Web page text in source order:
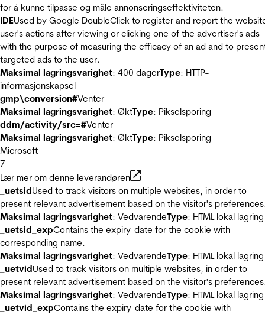
for å kunne tilpasse og måle annonseringseffektiviteten.
IDEUsed by Google DoubleClick to register and report the
user's actions after viewing or clicking one of the advertiser's ads
with the purpose of measuring the efficacy of an ad and to
targeted ads to the user.
Maksimal lagringsvarighet: 400 dagerType: HTTP-
informasjonskapsel
gmp\conversion#Venter
Maksimal lagringsvarighet: ØktType: Pikselsporing
ddm/activity/src=#Venter
Maksimal lagringsvarighet: ØktType: Pikselsporing
Microsoft
7
Lær mer om denne leverandøren
_uetsidUsed to track visitors on multiple websites, in order to
present relevant advertisement based on the visitor's
Maksimal lagringsvarighet: VedvarendeType: HTML lokal lagring
_uetsid_expContains the expiry-date for the cookie with
corresponding name.
Maksimal lagringsvarighet: VedvarendeType: HTML lokal lagring
_uetvidUsed to track visitors on multiple websites, in order to
present relevant advertisement based on the visitor's
Maksimal lagringsvarighet: VedvarendeType: HTML lokal lagring
_uetvid_expContains the expiry-date for the cookie with